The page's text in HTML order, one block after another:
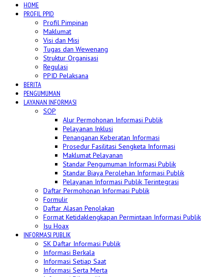
HOME
PROFIL PPID
Profil Pimpinan
Maklumat
Visi dan Misi
Tugas dan Wewenang
Struktur Organisasi
Regulasi
PPID Pelaksana
BERITA
PENGUMUMAN
LAYANAN INFORMASI
SOP
Alur Permohonan Informasi Publik
Pelayanan Inklusi
Penanganan Keberatan Informasi
Prosedur Fasilitasi Sengketa Informasi
Maklumat Pelayanan
Standar Pengumuman Informasi Publik
Standar Biaya Perolehan Informasi Publik
Pelayanan Informasi Publik Terintegrasi
Daftar Permohonan Informasi Publik
Formulir
Daftar Alasan Penolakan
Format Ketidaklengkapan Permintaan Informasi Publik
Isu Hoax
INFORMASI PUBLIK
SK Daftar Informasi Publik
Informasi Berkala
Informasi Setiap Saat
Informasi Serta Merta